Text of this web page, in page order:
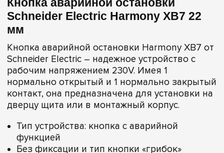
Schneider Electric Harmony XB7 22
мм
Кнопка аварийной остановки Harmony XB7 от
Schneider Electric – надежное устройство с
рабочим напряжением 230V. Имея 1
нормально открытый и 1 нормально закрытый
контакт, она предназначена для установки на
дверцу щита или в монтажный корпус.
Тип устройства: кнопка с аварийной
функцией
Без фиксации и тип кнопки «грибок»